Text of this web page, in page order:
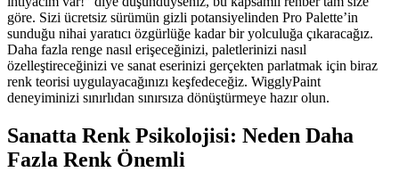
göre. Sizi ücretsiz sürümün gizli potansiyelinden Pro Palette’in
sunduğu nihai yaratıcı özgürlüğe kadar bir yolculuğa çıkaracağız.
Daha fazla renge nasıl erişeceğinizi, paletlerinizi nasıl
özelleştireceğinizi ve sanat eserinizi gerçekten parlatmak için biraz
renk teorisi uygulayacağınızı keşfedeceğiz. WigglyPaint
deneyiminizi sınırlıdan sınırsıza dönüştürmeye hazır olun.
Sanatta Renk Psikolojisi: Neden Daha
Fazla Renk Önemli